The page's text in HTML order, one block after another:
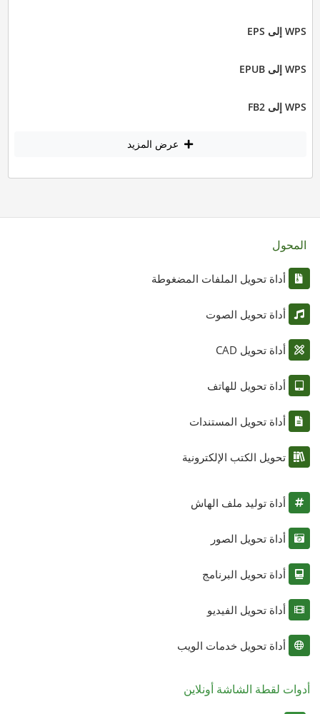
WPS إلى EPS
WPS إلى EPUB
WPS إلى FB2
عرض المزيد
المحول
أداة تحويل الملفات المضغوطة
أداة تحويل الصوت
أداة تحويل CAD
أداة تحويل للهاتف
أداة تحويل المستندات
تحويل الكتب الإلكترونية
أداة توليد ملف الهاش
أداة تحويل الصور
أداة تحويل البرنامج
أداة تحويل الفيديو
أداة تحويل خدمات الويب
أدوات لقطة الشاشة أونلاين